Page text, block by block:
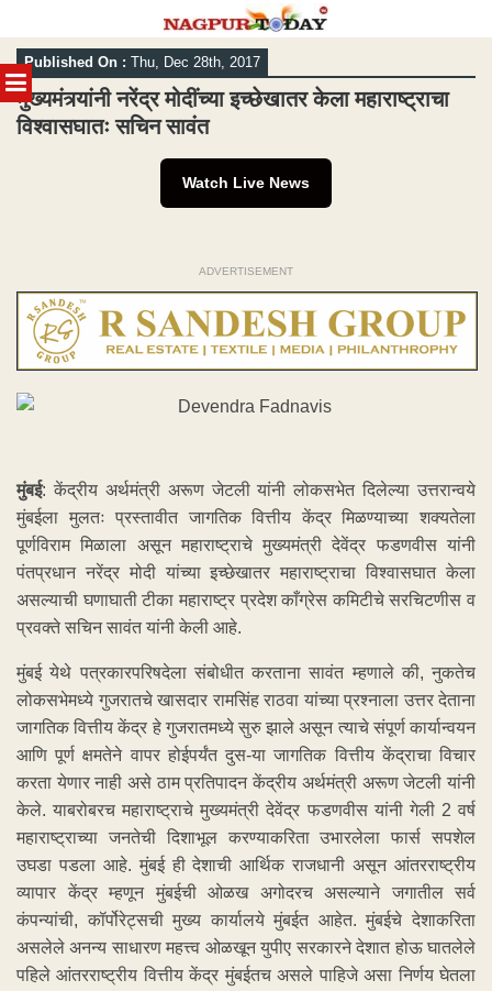
MENU
Skip
to
content
Published On : Thu, Dec 28th, 2017
मुख्यमंत्र्यांनी नरेंद्र मोदींच्या इच्छेखातर केला महाराष्ट्राचा
विश्वासघातः सचिन सावंत
Watch Live News
ADVERTISEMENT
मुंबई: केंद्रीय अर्थमंत्री अरूण जेटली यांनी लोकसभेत दिलेल्या उत्तरान्वये
मुंबईला मुलतः प्रस्तावीत जागतिक वित्तीय केंद्र मिळण्याच्या शक्यतेला
पूर्णविराम मिळाला असून महाराष्ट्राचे मुख्यमंत्री देवेंद्र फडणवीस यांनी
पंतप्रधान नरेंद्र मोदी यांच्या इच्छेखातर महाराष्ट्राचा विश्वासघात केला
असल्याची घणाघाती टीका महाराष्ट्र प्रदेश काँग्रेस कमिटीचे सरचिटणीस व
प्रवक्ते सचिन सावंत यांनी केली आहे.
मुंबई येथे पत्रकारपरिषदेला संबोधीत करताना सावंत म्हणाले की, नुकतेच
लोकसभेमध्ये गुजरातचे खासदार रामसिंह राठवा यांच्या प्रश्नाला उत्तर देताना
जागतिक वित्तीय केंद्र हे गुजरातमध्ये सुरु झाले असून त्याचे संपूर्ण कार्यान्वयन
आणि पूर्ण क्षमतेने वापर होईपर्यंत दुस-या जागतिक वित्तीय केंद्राचा विचार
करता येणार नाही असे ठाम प्रतिपादन केंद्रीय अर्थमंत्री अरूण जेटली यांनी
केले. याबरोबरच महाराष्ट्राचे मुख्यमंत्री देवेंद्र फडणवीस यांनी गेली 2 वर्ष
महाराष्ट्राच्या जनतेची दिशाभूल करण्याकरिता उभारलेला फार्स सपशेल
उघडा पडला आहे. मुंबई ही देशाची आर्थिक राजधानी असून आंतरराष्ट्रीय
व्यापार केंद्र म्हणून मुंबईची ओळख अगोदरच असल्याने जगातील सर्व
कंपन्यांची, कॉर्पोरेट्सची मुख्य कार्यालये मुंबईत आहेत. मुंबईचे देशाकरिता
असलेले अनन्य साधारण महत्त्व ओळखून युपीए सरकारने देशात होऊ घातलेले
पहिले आंतरराष्ट्रीय वित्तीय केंद्र मुंबईतच असले पाहिजे असा निर्णय घेतला